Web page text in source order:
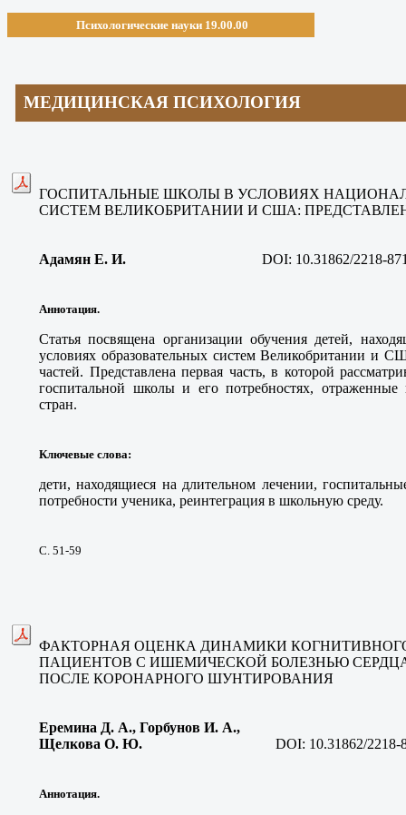
Психологические науки 19.00.00
МЕДИЦИНСКАЯ ПСИХОЛОГИЯ
ГОСПИТАЛЬНЫЕ ШКОЛЫ В УСЛОВИЯХ
СИСТЕМ ВЕЛИКОБРИТАНИИ И США:
Адамян Е. И. DOI: 10.31862/2218-
Аннотация.
Статья посвящена организации обучения детей,
условиях образовательных систем Великобритании и
частей. Представлена первая часть, в которой
госпитальной школы и его потребностях,
стран.
Ключевые слова:
дети, находящиеся на длительном лечении,
потребности ученика, реинтеграция в школьную среду.
С. 51-59
ФАКТОРНАЯ ОЦЕНКА ДИНАМИКИ
ПАЦИЕНТОВ С ИШЕМИЧЕСКОЙ БОЛЕЗНЬЮ
ПОСЛЕ КОРОНАРНОГО ШУНТИРОВАНИЯ
Еремина Д. А., Горбунов И. А.,
Щелкова О. Ю. DOI: 10.31862/2218-
Аннотация.